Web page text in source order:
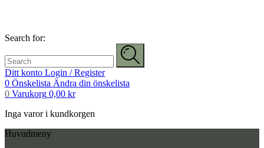
Search for:
Ditt konto Login / Register
0 Önskelista Ändra din önskelista
0 Varukorg 0,00 kr
Inga varor i kundkorgen
Huvudmeny